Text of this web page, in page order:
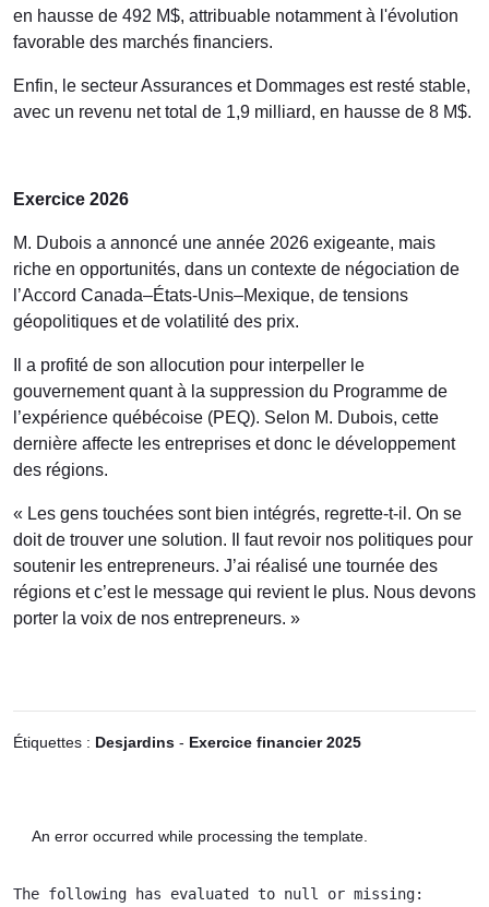
en hausse de 492 M$, attribuable notamment à l'évolution
favorable des marchés financiers.
Enfin, le secteur Assurances et Dommages est resté stable,
avec un revenu net total de 1,9 milliard, en hausse de 8 M$.
Exercice 2026
M. Dubois a annoncé une année 2026 exigeante, mais
riche en opportunités, dans un contexte de négociation de
l’Accord Canada–États-Unis–Mexique, de tensions
géopolitiques et de volatilité des prix.
Il a profité de son allocution pour interpeller le
gouvernement quant à la suppression du Programme de
l’expérience québécoise (PEQ). Selon M. Dubois, cette
dernière affecte les entreprises et donc le développement
des régions.
« Les gens touchées sont bien intégrés, regrette-t-il. On se
doit de trouver une solution. Il faut revoir nos politiques pour
soutenir les entrepreneurs. J’ai réalisé une tournée des
régions et c’est le message qui revient le plus. Nous devons
porter la voix de nos entrepreneurs. »
Étiquettes : Desjardins - Exercice financier 2025
An error occurred while processing the template.
The following has evaluated to null or missing: